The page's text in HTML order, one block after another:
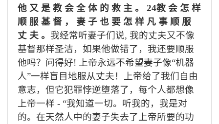
他 又 是 教 会 全 体 的 救 主 。
24教 会 怎 样
顺 服 基 督 ， 妻 子 也 要 怎 样 凡 事 顺 服
丈 夫 。 我经常听妻子们说, 我的丈夫又不像
基督那样圣洁，如果他做错了，我还要顺服
他吗？问得好!
上帝永远不希望妻子像“机器
人”一样盲目地服从丈夫！上帝给了我们自由
意志，但它犯罪悖逆堕落了，每个人都想像
上帝一样 - “我知道一切。听我的，我是对
的。在天然人中的妻子失去了上帝所要的功